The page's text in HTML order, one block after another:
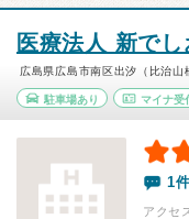
医療法人 新で
広島県広島市南区出汐（比治山
駐車場あり マイナ受
1件
アクセ